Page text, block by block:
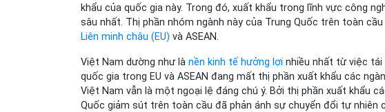
khẩu của quốc gia này. Trong đó, xuất khẩu trong lĩnh vực công
sâu nhất. Thị phần nhóm ngành này của Trung Quốc trên toàn
Liên minh châu (EU) và ASEAN.
Việt Nam dường như là nền kinh tế hưởng lợi nhiều nhất từ việc tái
quốc gia trong EU và ASEAN đang mất thị phần xuất khẩu các
Việt Nam vẫn là một ngoại lệ đáng chú ý. Bởi thị phần xuất khẩu
Quốc giảm sút trên toàn cầu đã phản ánh sự chuyển đổi tự nhiên